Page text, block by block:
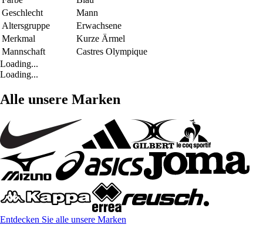
Geschlecht
Mann
Altersgruppe
Erwachsene
Merkmal
Kurze Ärmel
Mannschaft
Castres Olympique
Loading...
Loading...
Alle unsere Marken
Entdecken Sie alle unsere Marken